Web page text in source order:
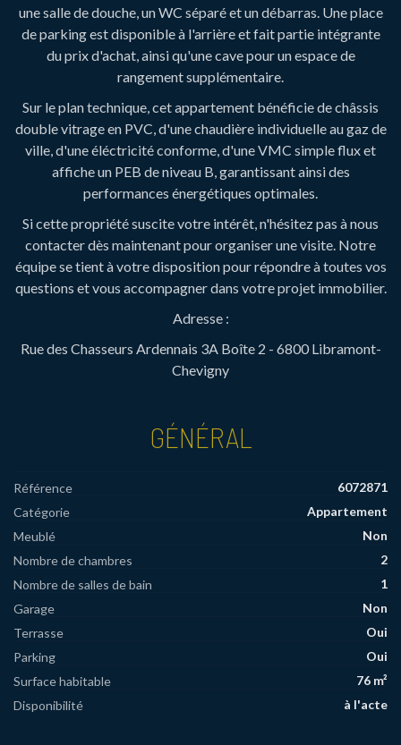
une salle de douche, un WC séparé et un débarras. Une place
de parking est disponible à l'arrière et fait partie intégrante
du prix d'achat, ainsi qu'une cave pour un espace de
rangement supplémentaire.
Sur le plan technique, cet appartement bénéficie de châssis
double vitrage en PVC, d'une chaudière individuelle au gaz de
ville, d'une éléctricité conforme, d'une VMC simple flux et
affiche un PEB de niveau B, garantissant ainsi des
performances énergétiques optimales.
Si cette propriété suscite votre intérêt, n'hésitez pas à nous
contacter dès maintenant pour organiser une visite. Notre
équipe se tient à votre disposition pour répondre à toutes vos
questions et vous accompagner dans votre projet immobilier.
Adresse :
Rue des Chasseurs Ardennais 3A Boîte 2 - 6800 Libramont-
Chevigny
GÉNÉRAL
Référence
6072871
Catégorie
Appartement
Meublé
Non
Nombre de chambres
2
Nombre de salles de bain
1
Garage
Non
Terrasse
Oui
Parking
Oui
Surface habitable
76 m²
Disponibilité
à l'acte